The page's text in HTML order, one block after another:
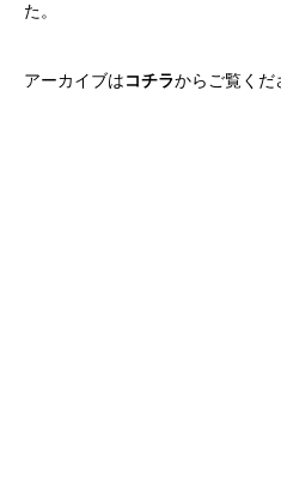
た。
アーカイブはコチラからご覧くだ